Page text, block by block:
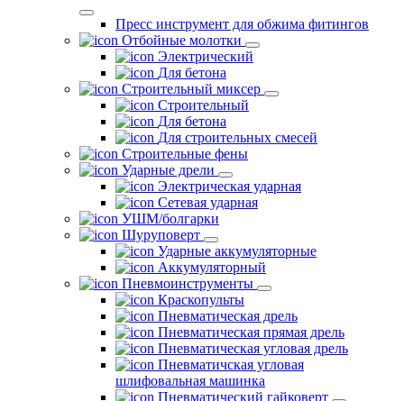
Пресс инструмент для обжима фитингов
Отбойные молотки
Электрический
Для бетона
Строительный миксер
Строительный
Для бетона
Для строительных смесей
Строительные фены
Ударные дрели
Электрическая ударная
Сетевая ударная
УШМ/болгарки
Шуруповерт
Ударные аккумуляторные
Аккумуляторный
Пневмоинструменты
Краскопульты
Пневматическая дрель
Пневматическая прямая дрель
Пневматическая угловая дрель
Пневматичская угловая
шлифовальная машинка
Пневматический гайковерт